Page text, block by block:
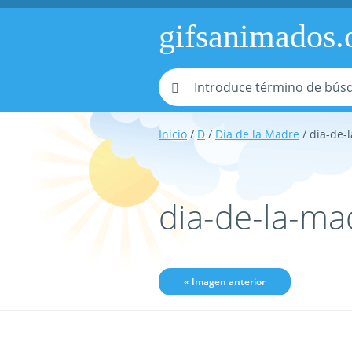
Inicio / D / Día de la Madre / dia-de-
dia-de-la-
« Imagen anterior